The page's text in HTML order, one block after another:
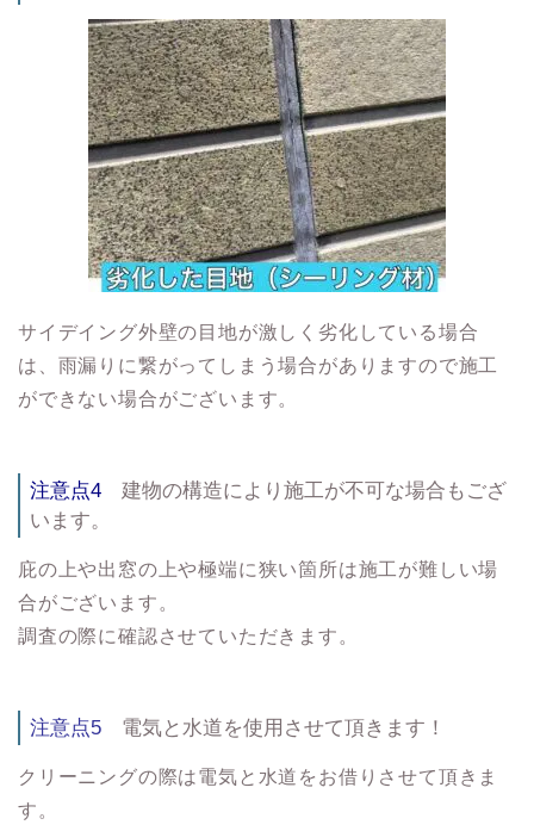
サイデイング外壁の目地が激しく劣化している場合
は、雨漏りに繋がってしまう場合がありますので施工
ができない場合がございます。
注意点4 建物の構造により施工が不可な場合もござ
います。
庇の上や出窓の上や極端に狭い箇所は施工が難しい場
合がございます。
調査の際に確認させていただきます。
注意点5 電気と水道を使用させて頂きます！
クリーニングの際は電気と水道をお借りさせて頂きま
す。